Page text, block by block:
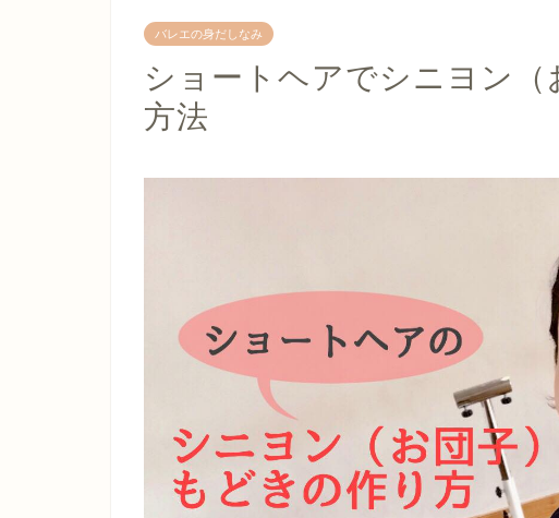
バレエの身だしなみ
ショートヘアでシニヨン（
方法